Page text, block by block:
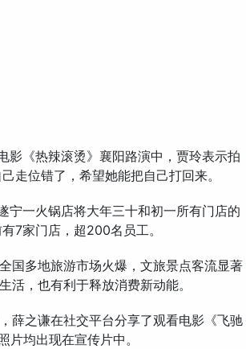
影《热辣滚烫》襄阳路演中，贾玲表示拍
走位错了，希望她能把自己打回来。
一火锅店将大年三十和初一所有门店的
7家门店，超200名员工。
国多地旅游市场火爆，文旅景点客流显著
活，也有利于释放消费新动能。
薛之谦在社交平台分享了观看电影《飞驰
均出现在宣传片中。